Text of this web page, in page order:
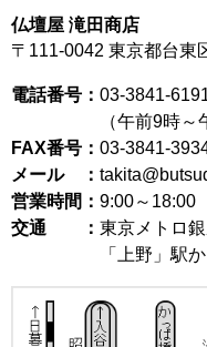
仏壇屋 滝田商店
〒111-0042 東京都台東
電話番号： 03-3841-
（午前9時～
FAX番号： 03-3841-
メール ：
営業時間： 9:00～18:00
交通 ： 東京メトロ
「上野」駅